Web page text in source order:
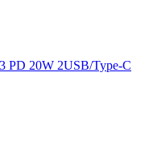
PD 20W 2USB/Type-C